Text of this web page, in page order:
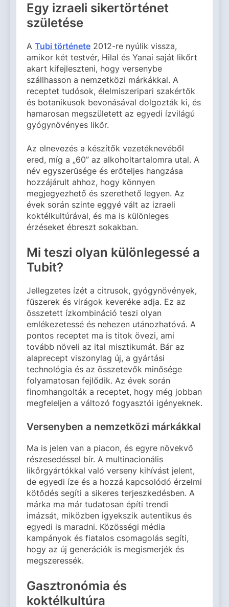
Egy izraeli sikertörténet
születése
A Tubi története 2012-re nyúlik vissza,
amikor két testvér, Hilal és Yanai saját likőrt
akart kifejleszteni, hogy versenybe
szállhasson a nemzetközi márkákkal. A
receptet tudósok, élelmiszeripari szakértők
és botanikusok bevonásával dolgozták ki, és
hamarosan megszületett az egyedi ízvilágú
gyógynövényes likőr.
Az elnevezés a készítők vezetéknevéből
ered, míg a „60” az alkoholtartalomra utal. A
név egyszerűsége és erőteljes hangzása
hozzájárult ahhoz, hogy könnyen
megjegyezhető és szerethető legyen. Az
évek során szinte eggyé vált az izraeli
koktélkultúrával, és ma is különleges
érzéseket ébreszt sokakban.
Mi teszi olyan különlegessé a
Tubit?
Jellegzetes ízét a citrusok, gyógynövények,
fűszerek és virágok keveréke adja. Ez az
összetett ízkombináció teszi olyan
emlékezetessé és nehezen utánozhatóvá. A
pontos receptet ma is titok övezi, ami
tovább növeli az ital misztikumát. Bár az
alaprecept viszonylag új, a gyártási
technológia és az összetevők minősége
folyamatosan fejlődik. Az évek során
finomhangolták a receptet, hogy még jobban
megfeleljen a változó fogyasztói igényeknek.
Versenyben a nemzetközi márkákkal
Ma is jelen van a piacon, és egyre növekvő
részesedéssel bír. A multinacionális
likőrgyártókkal való verseny kihívást jelent,
de egyedi íze és a hozzá kapcsolódó érzelmi
kötődés segíti a sikeres terjeszkedésben. A
márka ma már tudatosan építi trendi
imázsát, miközben igyekszik autentikus és
egyedi is maradni. Közösségi média
kampányok és fiatalos csomagolás segíti,
hogy az új generációk is megismerjék és
megszeressék.
Gasztronómia és
koktélkultúra